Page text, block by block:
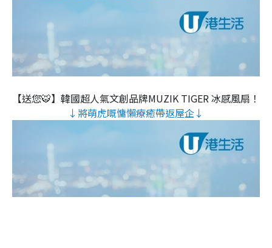
【送您🐯】韓國超人氣文創品牌MUZIK TIGER 冰感風扇！
↓將萌虎嘅慵懶療癒帶返屋企↓